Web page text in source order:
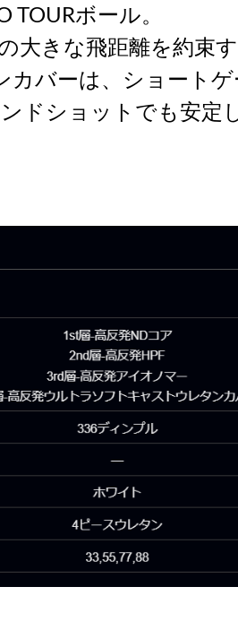
ボール。
大きな飛距離を約束す
カバーは、ショートゲ
ドショットでも安定